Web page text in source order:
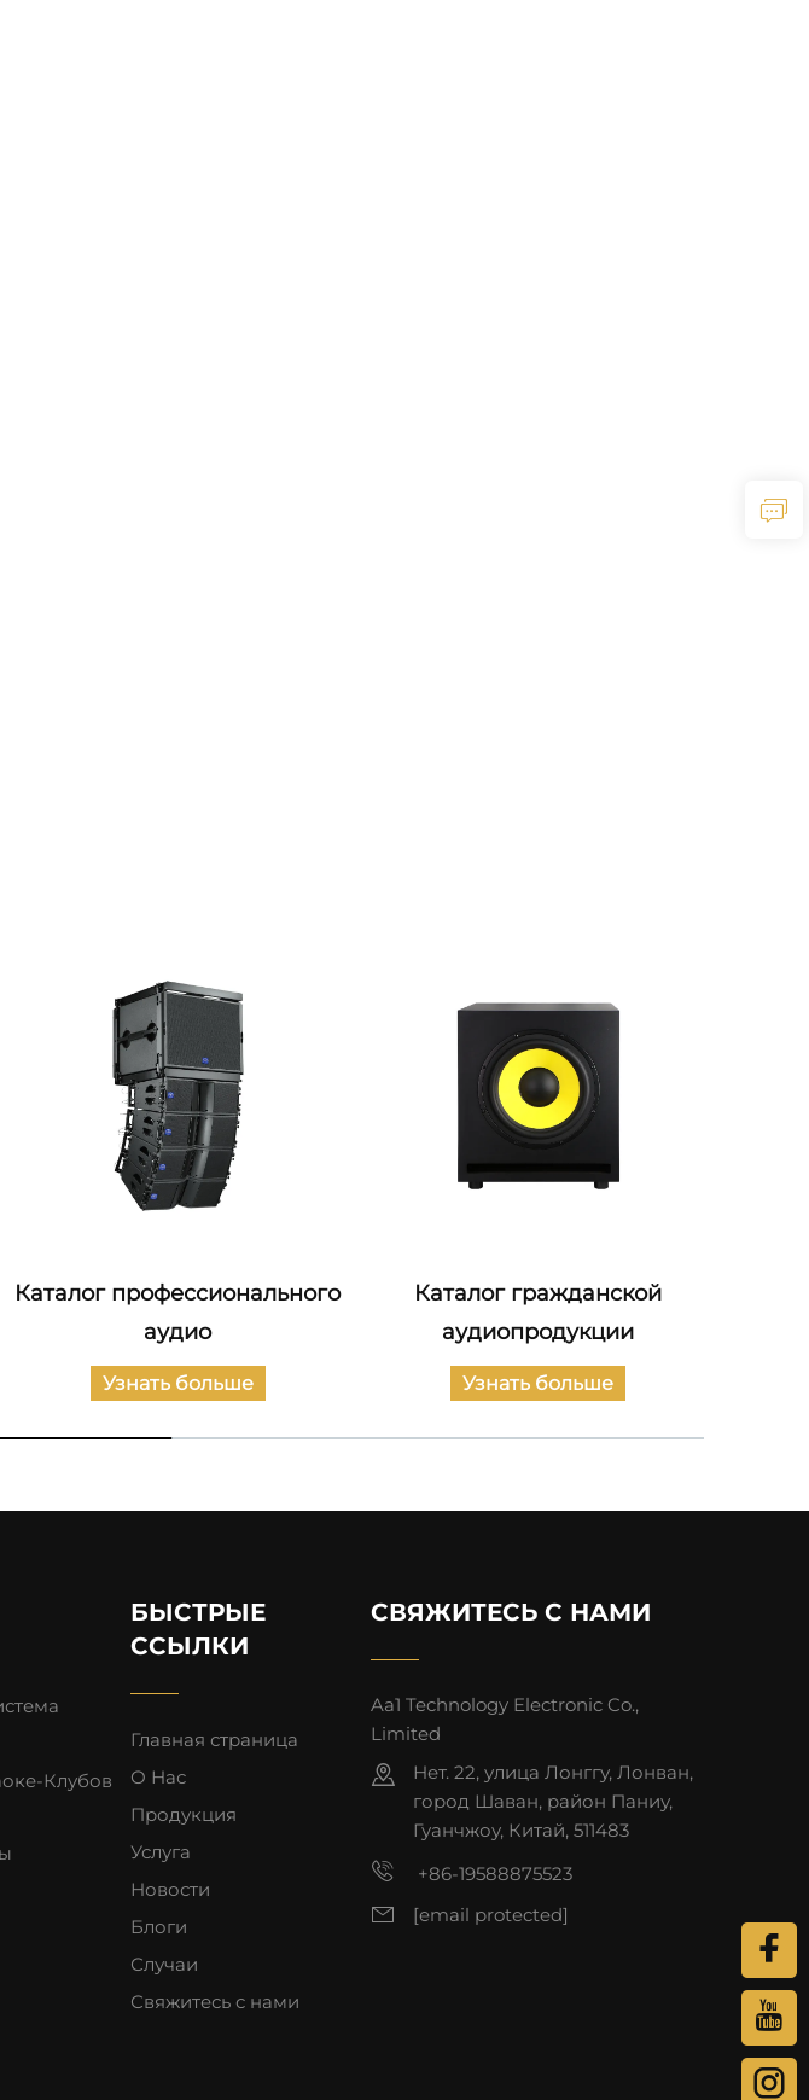
Каталог профессионального
аудио
Узнать больше
Каталог гражданской
аудиопродукции
Узнать больше
Клубов
БЫСТРЫЕ
ССЫЛКИ
Главная страница
О Нас
Продукция
Услуга
Новости
Блоги
Случаи
Свяжитесь с нами
СВЯЖИТЕСЬ С НАМИ
Aa1 Technology Electronic Co.,
Limited
Нет. 22, улица Лонггу, Лонван,
город Шаван, район Паниу,
Гуанчжоу, Китай, 511483
+86-19588875523
[email protected]